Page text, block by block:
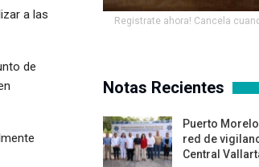
a las
de
Registrate ahora! Cancela
Notas Recientes
Puerto
red de
Central